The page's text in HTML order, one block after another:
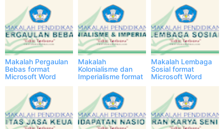
Makalah Pergaulan
Bebas format
Microsoft Word
Makalah
Kolonialisme dan
Imperialisme format
Edisi Terbaru
Makalah Lembaga
Sosial format
Microsoft Word